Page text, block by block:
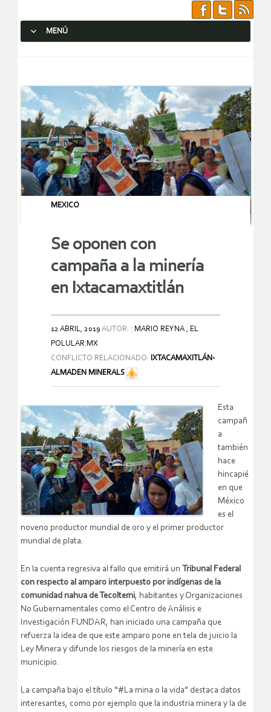
MENÚ
MEXICO
Se oponen con
campaña a la minería
en Ixtacamaxtitlán
12 ABRIL, 2019 AUTOR:
MARIO REYNA , EL
POLULAR.MX
CONFLICTO RELACIONADO: IXTACAMAXITLÁN-
ALMADEN MINERALS
Esta
campañ
a
también
hace
hincapié
en que
México
es el
noveno productor mundial de oro y el primer productor
mundial de plata.
En la cuenta regresiva al fallo que emitirá un Tribunal Federal
con respecto al amparo interpuesto por indígenas de la
comunidad nahua de Tecoltemi, habitantes y Organizaciones
No Gubernamentales como el Centro de Análisis e
Investigación FUNDAR, han iniciado una campaña que
refuerza la idea de que este amparo pone en tela de juicio la
Ley Minera y difunde los riesgos de la minería en este
municipio.
La campaña bajo el título “#La mina o la vida” destaca datos
interesantes, como por ejemplo que la industria minera y la de